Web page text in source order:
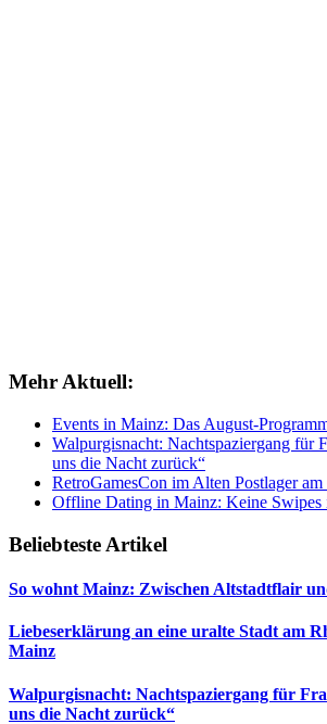
Mehr Aktuell:
Events in Mainz: Das August-
Walpurgisnacht: Nachtspaziergang für
uns die Nacht zurück“
RetroGamesCon im Alten Postlager
Offline Dating in Mainz: Keine Swipes
Beliebteste Artikel
So wohnt Mainz: Zwischen Altstadtflair
Liebeserklärung an eine uralte Stadt am
Mainz
Walpurgisnacht: Nachtspaziergang für
uns die Nacht zurück“